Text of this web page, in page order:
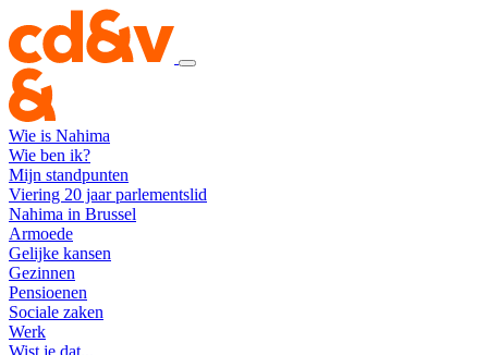
Wie is Nahima
Wie ben ik?
Mijn standpunten
Viering 20 jaar parlementslid
Nahima in Brussel
Armoede
Gelijke kansen
Gezinnen
Pensioenen
Sociale zaken
Werk
Wist je dat...